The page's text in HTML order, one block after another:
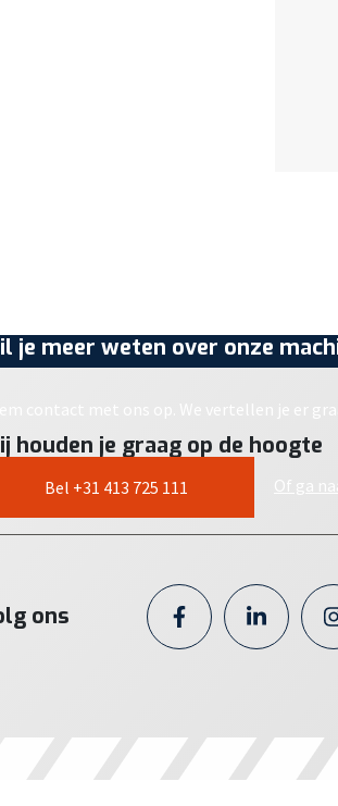
je meer weten over onze
contact met ons op. We vertellen je er
Bel +31 413 725 111 Of ga
houden je graag op de hoogte
ons